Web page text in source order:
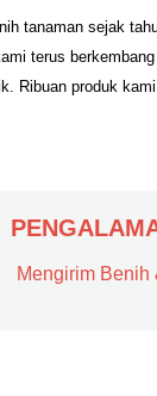
tanaman sejak
terus
Ribuan produk
Mengirim Benih